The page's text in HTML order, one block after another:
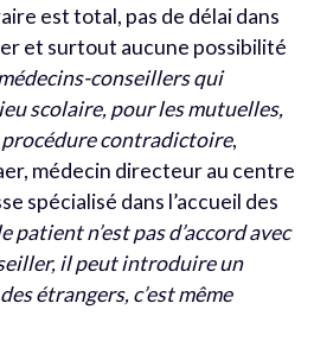
est total, pas de délai dans
et surtout aucune possibilité
conseillers qui
scolaire, pour les mutuelles,
procédure contradictoire,
médecin directeur au centre
spécialisé dans l’accueil des
patient n’est pas d’accord avec
il peut introduire un
étrangers, c’est même